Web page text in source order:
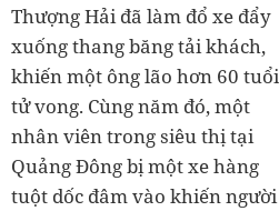
Thượng Hải đã làm đổ xe đẩy
xuống thang băng tải khách,
khiến một ông lão hơn 60 tuổi
tử vong. Cùng năm đó, một
nhân viên trong siêu thị tại
Quảng Đông bị một xe hàng
tuột dốc đâm vào khiến người